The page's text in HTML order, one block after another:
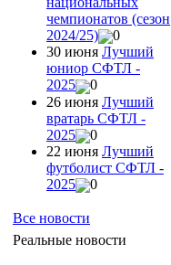
чемпионатов (сезон
2024/25)
0
30 июня Лучший
юниор СФТЛ -
2025
0
26 июня Лучший
вратарь СФТЛ -
2025
0
22 июня Лучший
футболист СФТЛ -
2025
0
Все новости
Реальные новости